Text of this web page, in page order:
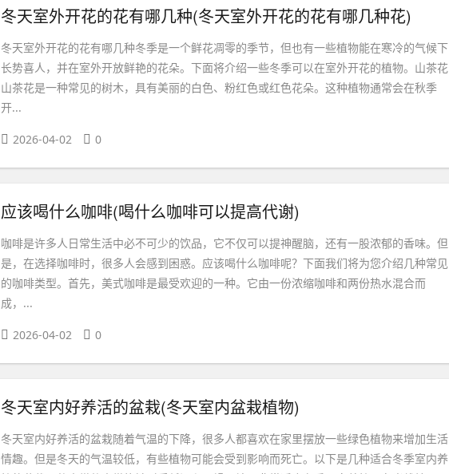
冬天室外开花的花有哪几种(冬天室外开花的花有哪几种花)
冬天室外开花的花有哪几种冬季是一个鲜花凋零的季节，但也有一些植物能在寒冷的气候下
长势喜人，并在室外开放鲜艳的花朵。下面将介绍一些冬季可以在室外开花的植物。山茶花
山茶花是一种常见的树木，具有美丽的白色、粉红色或红色花朵。这种植物通常会在秋季
开...
2026-04-02 0
应该喝什么咖啡(喝什么咖啡可以提高代谢)
咖啡是许多人日常生活中必不可少的饮品，它不仅可以提神醒脑，还有一股浓郁的香味。但
是，在选择咖啡时，很多人会感到困惑。应该喝什么咖啡呢？下面我们将为您介绍几种常见
的咖啡类型。首先，美式咖啡是最受欢迎的一种。它由一份浓缩咖啡和两份热水混合而
成，...
2026-04-02 0
冬天室内好养活的盆栽(冬天室内盆栽植物)
冬天室内好养活的盆栽随着气温的下降，很多人都喜欢在家里摆放一些绿色植物来增加生活
情趣。但是冬天的气温较低，有些植物可能会受到影响而死亡。以下是几种适合冬季室内养